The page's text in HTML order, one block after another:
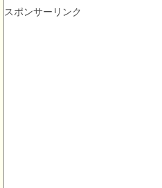
スポンサーリンク